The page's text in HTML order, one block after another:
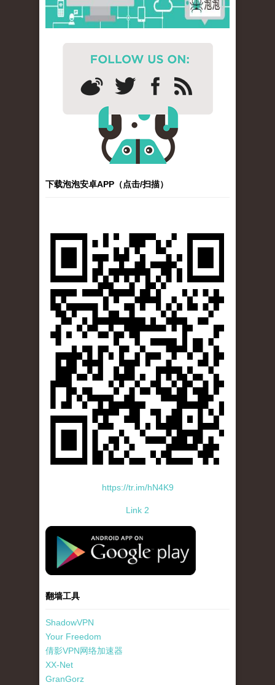
下载泡泡安卓APP（点击/扫描）
https://tr.im/hN4K9
Link 2
standard-icon-googleplay-app-store.png
翻墙工具
ShadowVPN
Your Freedom
倩影VPN网络加速器
XX-Net
GranGorz